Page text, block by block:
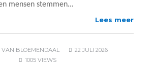
mensen stemmen…
Lees meer
VAN BLOEMENDAAL
22 JULI 2026
1005 VIEWS